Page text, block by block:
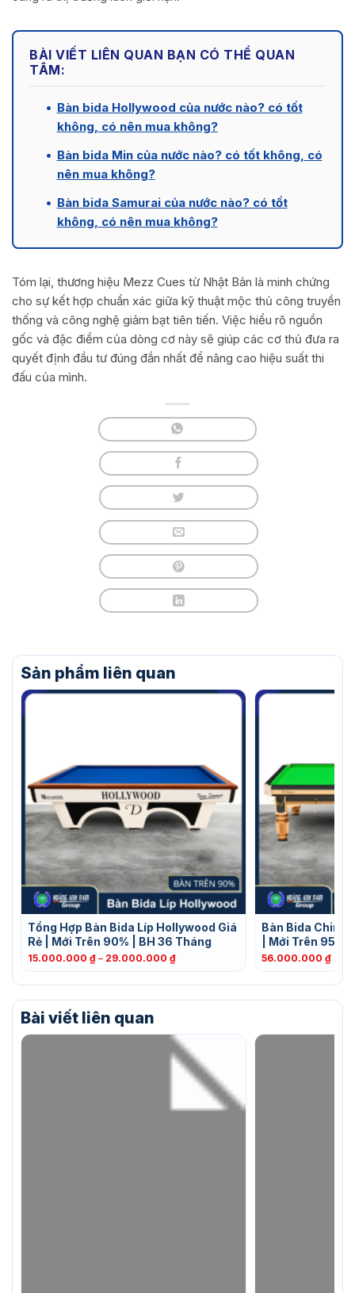
BÀI VIẾT LIÊN QUAN BẠN CÓ THỂ QUAN
TÂM:
• Bàn bida Hollywood của nước nào? có tốt
không, có nên mua không?
• Bàn bida Min của nước nào? có tốt không, có
nên mua không?
• Bàn bida Samurai của nước nào? có tốt
không, có nên mua không?
Tóm lại, thương hiệu Mezz Cues từ Nhật Bản là minh chứng
cho sự kết hợp chuẩn xác giữa kỹ thuật mộc thủ công truyền
thống và công nghệ giảm bạt tiên tiến. Việc hiểu rõ nguồn
gốc và đặc điểm của dòng cơ này sẽ giúp các cơ thủ đưa ra
quyết định đầu tư đúng đắn nhất để nâng cao hiệu suất thi
đấu của mình.
Sản phẩm liên quan
Tổng Hợp Bàn Bida Líp Hollywood Giá
Rẻ | Mới Trên 90% | BH 36 Tháng
15.000.000 ₫ – 29.000.000 ₫Khoảng
từ
Bàn Bida
| Mới Trên 95%
56.000.000₫
Bài viết liên quan